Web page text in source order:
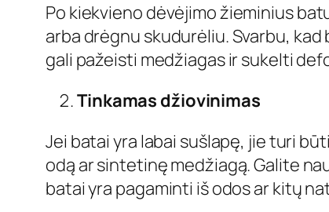
Po kiekvieno dėvėjimo žieminius
arba drėgnu skudurėliu. Svarbu,
gali pažeisti medžiagas ir sukelti
Tinkamas džiovinimas
Jei batai yra labai sušlapę, jie turi
odą ar sintetinę medžiagą. Galite
batai yra pagaminti iš odos ar kitų